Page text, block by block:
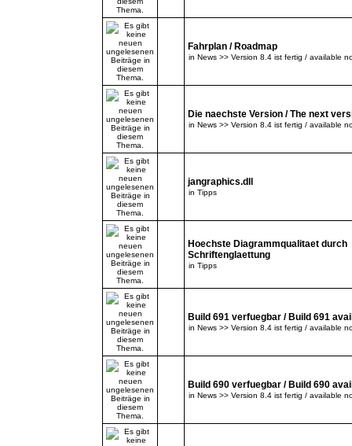
Fahrplan / Roadmap
in News >> Version 8.4 ist fertig / available
Die naechste Version / The next
in News >> Version 8.4 ist fertig / available
jangraphics.dll
in Tipps
Hoechste Diagrammqualitaet durch
Schriftenglaettung
in Tipps
Build 691 verfuegbar / Build 691
in News >> Version 8.4 ist fertig / available
Build 690 verfuegbar / Build 690
in News >> Version 8.4 ist fertig / available